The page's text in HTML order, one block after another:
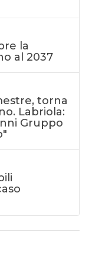
la
al 2037
torna
Labriola:
Gruppo